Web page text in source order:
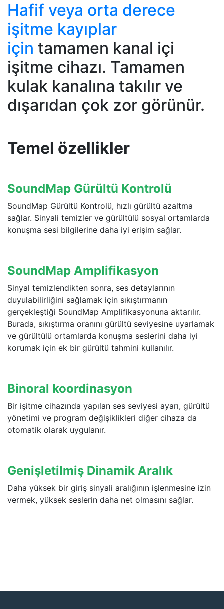
Hafif veya orta derece
işitme kayıplar
için tamamen kanal içi
işitme cihazı. Tamamen
kulak kanalına takılır ve
dışarıdan çok zor görünür.
Temel özellikler
SoundMap Gürültü Kontrolü
SoundMap Gürültü Kontrolü, hızlı gürültü azaltma
sağlar. Sinyali temizler ve gürültülü sosyal ortamlarda
konuşma sesi bilgilerine daha iyi erişim sağlar.
SoundMap Amplifikasyon
Sinyal temizlendikten sonra, ses detaylarının
duyulabilirliğini sağlamak için sıkıştırmanın
gerçekleştiği SoundMap Amplifikasyonuna aktarılır.
Burada, sıkıştırma oranını gürültü seviyesine uyarlamak
ve gürültülü ortamlarda konuşma seslerini daha iyi
korumak için ek bir gürültü tahmini kullanılır.
Binoral koordinasyon
Bir işitme cihazında yapılan ses seviyesi ayarı, gürültü
yönetimi ve program değişiklikleri diğer cihaza da
otomatik olarak uygulanır.
Genişletilmiş Dinamik Aralık
Daha yüksek bir giriş sinyali aralığının işlenmesine izin
vermek, yüksek seslerin daha net olmasını sağlar.